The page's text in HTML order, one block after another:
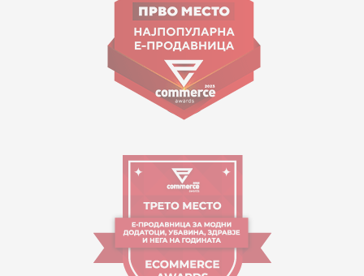
contact@mytime.mk
Работно време:
09:00 до 17:00